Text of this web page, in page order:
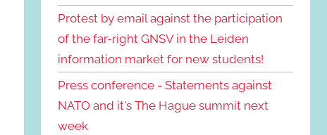
Protest by email against the participation
of the far-right GNSV in the Leiden
information market for new students!
Press conference - Statements against
NATO and it's The Hague summit next
week